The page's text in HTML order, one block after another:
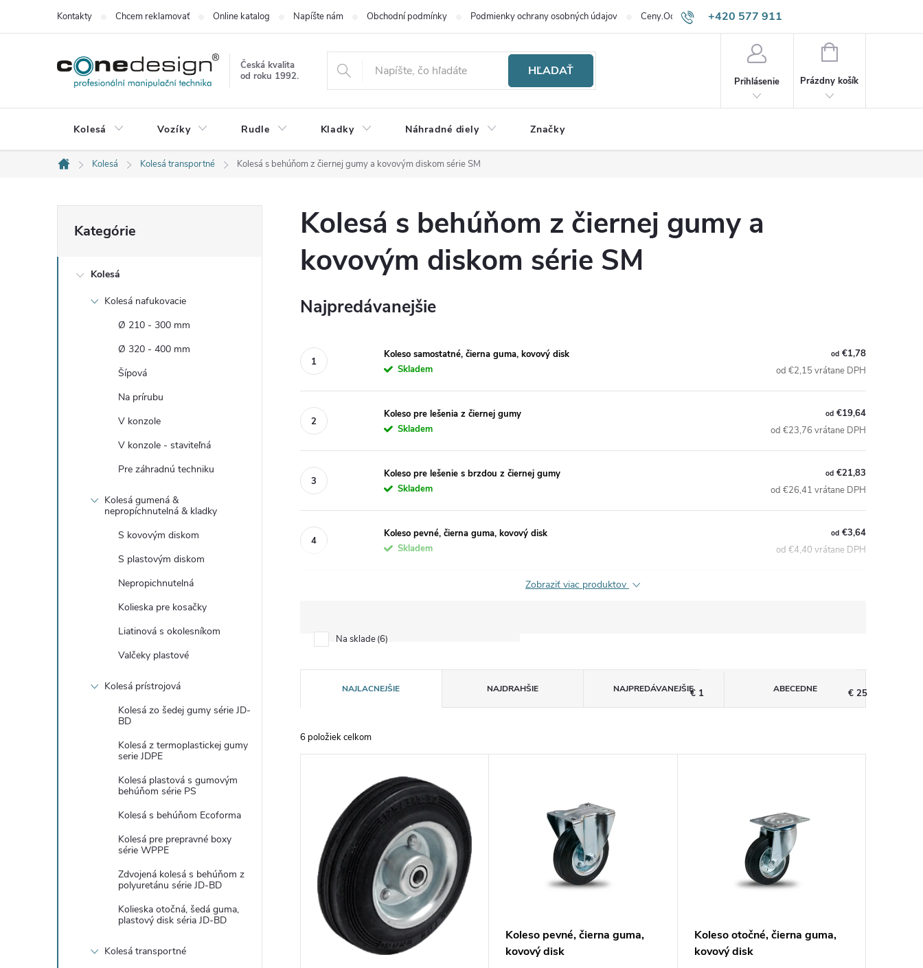
+420 577 911
Kontakty Chcem reklamovať Online katalog Napíšte nám Obchodní podmínky Podmienky ochrany osobných údajov Ceny.Odpadneš.sk
Česká kvalita
od roku 1992.
HĽADAŤ
Prihlásenie
NÁKUPNÝ
Prázdny košík
Kolesá Vozíky Rudle Kladky Náhradné diely Značky
Domov
Kolesá Kolesá transportné Kolesá s behúňom z čiernej gumy a kovovým diskom série SM
o
kategórie
Kategórie
Kolesá
Kolesá nafukovacie
Ø 210 - 300 mm
Ø 320 - 400 mm
Šípová
Na prírubu
V konzole
V konzole - staviteľná
Pre záhradnú techniku
Kolesá gumená &
nepropíchnutelná & kladky
S kovovým diskom
S plastovým diskom
Nepropichnutelná
Kolieska pre kosačky
Liatinová s okolesníkom
Valčeky plastové
Kolesá prístrojová
Kolesá zo šedej gumy série JD-
BD
Kolesá z termoplastickej gumy
serie JDPE
Kolesá plastová s gumovým
behúňom série PS
Kolesá s behúňom Ecoforma
Kolesá pre prepravné boxy
série WPPE
Zdvojená kolesá s behúňom z
polyuretánu série JD-BD
Kolieska otočná, šedá guma,
plastový disk séria JD-BD
Kolesá transportné
Kolesá s behúňom z čiernej gumy a
kovovým diskom série SM
Najpredávanejšie
Koleso samostatné, čierna guma, kovový disk
Skladem
od €1,78
od €2,15 vrátane DPH
Koleso pre lešenia z čiernej gumy
Skladem
od €19,64
od €23,76 vrátane DPH
Koleso pre lešenie s brzdou z čiernej gumy
Skladem
od €21,83
od €26,41 vrátane DPH
Koleso pevné, čierna guma, kovový disk
Skladem
od €3,64
od €4,40 vrátane DPH
Zobraziť viac produktov
Na sklade 6
€ 1 € 25
a
d
NAJLACNEJŠIE NAJDRAHŠIE NAJPREDÁVANEJŠIE ABECEDNE
6 položiek celkom
Koleso pevné, čierna guma,
kovový disk
Koleso otočné, čierna guma,
kovový disk